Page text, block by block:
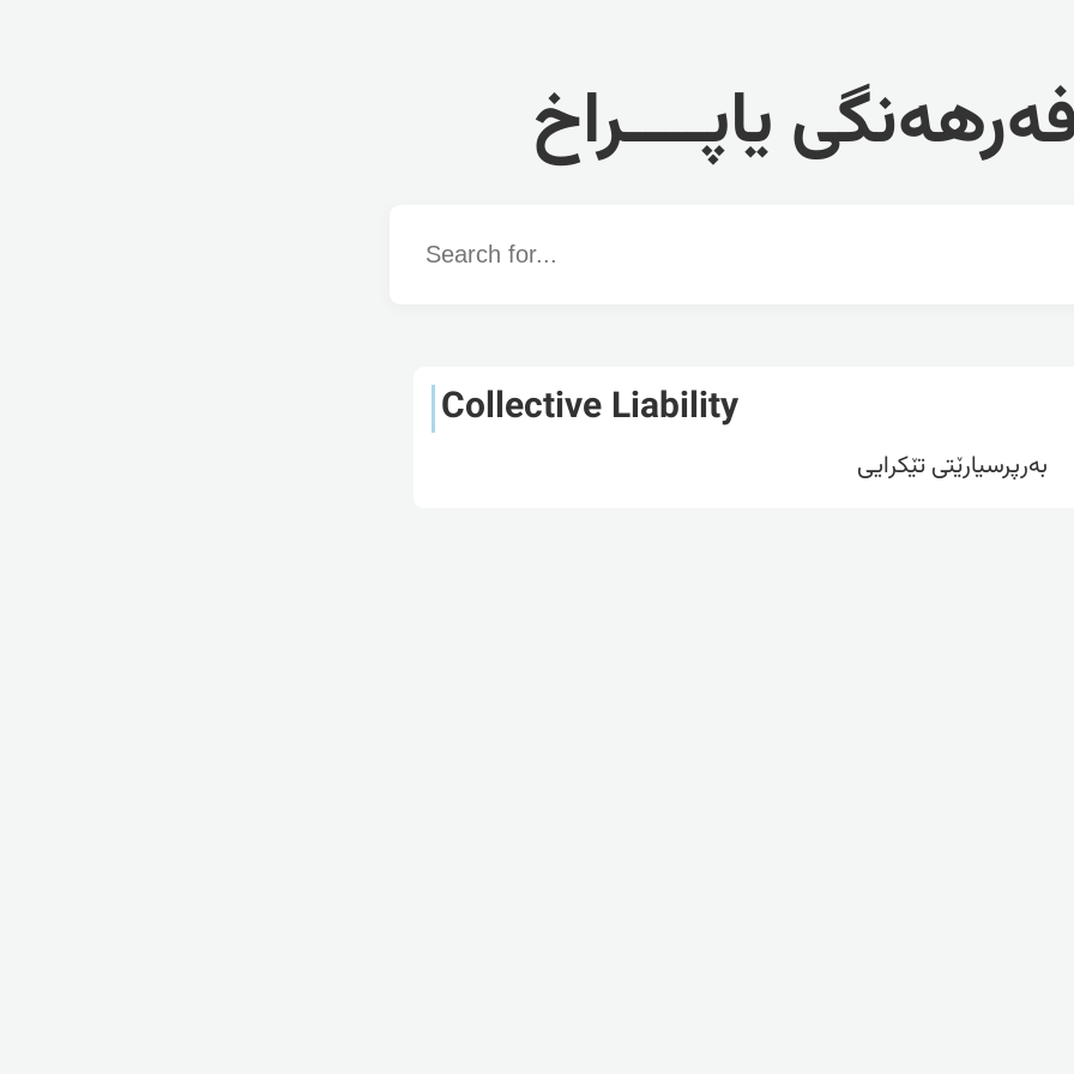
یاپــــراخ
Word
Collective Liability
بەرپرسیارێتی تێکرایی